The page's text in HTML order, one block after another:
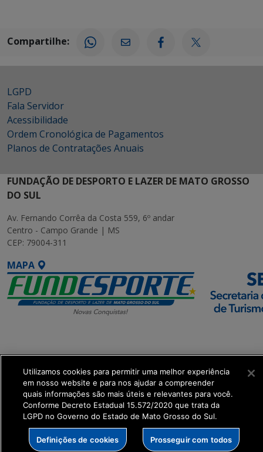
Compartilhe:
LGPD
Fala Servidor
Acessibilidade
Ordem Cronológica de Pagamentos
Planos de Contratações Anuais
FUNDAÇÃO DE DESPORTO E LAZER DE MATO GROSSO
DO SUL
Av. Fernando Corrêa da Costa 559, 6º andar
Centro - Campo Grande | MS
CEP: 79004-311
MAPA
Executiva de
Transformação Digital
get_footer();
Utilizamos cookies para permitir uma melhor experiência
em nosso website e para nos ajudar a compreender
quais informações são mais úteis e relevantes para você.
Conforme Decreto Estadual 15.572/2020 que trata da
LGPD no Governo do Estado de Mato Grosso do Sul.
Definições de cookies Prosseguir com todos